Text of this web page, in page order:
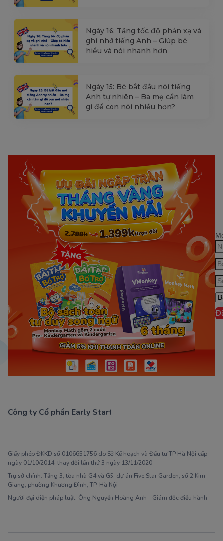
Ngày 16: Tăng tốc độ phản xạ và
ghi nhớ tiếng Anh – Giúp bé
hiểu và nói nhanh hơn
Ngày 15: Bé bắt đầu nói tiếng
Anh tự nhiên – Ba mẹ cần làm
gì để con nói nhiều hơn?
Công ty Cổ phần Early Start
Giấy phép ĐKKD số 0106651756 do Sở Kế hoạch và Đầu tư TP Hà Nội cấp
ngày 01/10/2014, thay đổi lần thứ 3 ngày 13/11/2020
Trụ sở chính: Tầng 3, tòa nhà G4 và G5, dự án Five Star Garden, số 2 Kim
Giang, phường Khương Đình, TP. Hà Nội
Người đại diện pháp luật: Ông Nguyễn Hoàng Anh - Giám đốc điều hành